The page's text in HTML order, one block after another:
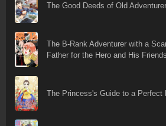
The Good Deeds of Old
The B-Rank Adventurer with a
Father for the Hero and His Friends
The Princess's Guide to a Perfect